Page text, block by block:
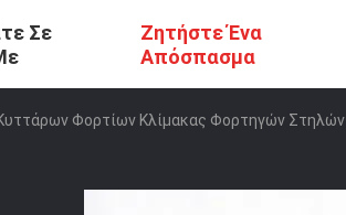
Σε
Ζητήστε Ένα
Απόσπασμα
Φορτίων Κλίμακας Φορτηγών Στηλών